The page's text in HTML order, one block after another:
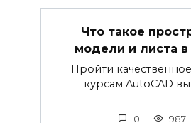
Что такое
модели и листа
Пройти
курсам AutoCAD
0 987